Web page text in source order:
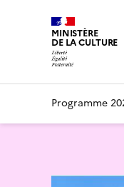
MINISTÈRE
DE LA CULTURE
Programme